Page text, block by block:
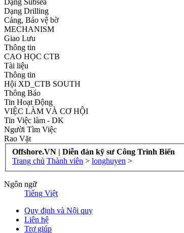
Dạng Subsea
Dạng Drilling
Cảng, Bảo vệ bờ
MECHANISM
Giao Lưu
Thông tin
CAO HỌC CTB
Tài liệu
Thông tin
Hội XD_CTB SOUTH
Thông Báo
Tin Hoạt Động
VIỆC LÀM VÀ CƠ HỘI
Tin Việc làm - DK
Người Tìm Việc
Rao Vặt
Offshore.VN | Diễn đàn kỹ sư Công Trình Biển
Trang chủ Thành viên > longhuyen >
Ngôn ngữ
Tiếng Việt
Quy định và Nội quy
Liên hệ
Trợ giúp